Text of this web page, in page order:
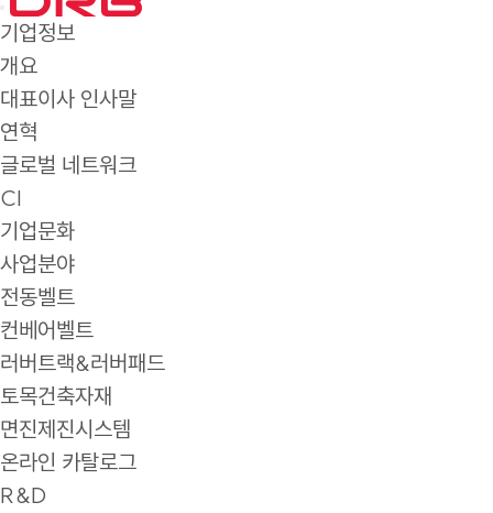
기업정보
개요
대표이사 인사말
연혁
글로벌 네트워크
CI
기업문화
사업분야
전동벨트
컨베어벨트
러버트랙&러버패드
토목건축자재
면진제진시스템
온라인 카탈로그
R&D